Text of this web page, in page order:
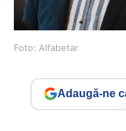
Foto: Alfabetar
Adaugă-ne